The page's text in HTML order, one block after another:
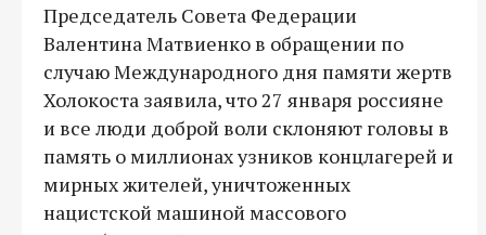
Председатель Совета Федерации
Валентина Матвиенко в обращении по
случаю Международного дня памяти жертв
Холокоста заявила, что 27 января россияне
и все люди доброй воли склоняют головы в
память о миллионах узников концлагерей и
мирных жителей, уничтоженных
нацистской машиной массового